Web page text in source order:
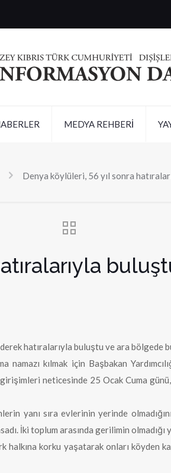
MEDYA REHBERİ
Denya köylüleri, 56 yıl sonra
hatıralarıyla buluştu ve ara
kılmak için Başbakan
neticesinde 25 Ocak Cuma
yanı sıra evlerinin yerinde
İki toplum arasında gerilimin
halkına korku yaşatarak onları köyden